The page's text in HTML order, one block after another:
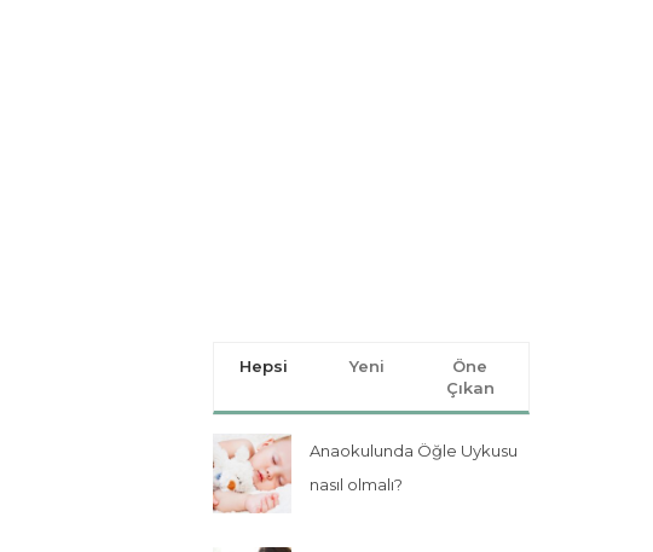
Hepsi Yeni
Öne
Çıkan
Anaokulunda Öğle Uykusu
nasıl olmalı?